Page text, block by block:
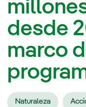
desde
marco
Naturaleza